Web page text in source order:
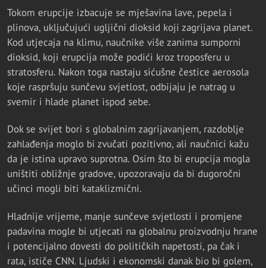
Tokom erupcije izbacuje se mješavina lave, pepela i
plinova, uključujući ugljični dioksid koji zagrijava planet.
Kod utjecaja na klimu, naučnike više zanima sumporni
dioksid, koji erupcija može podići kroz troposferu u
stratosferu. Nakon toga nastaju sićušne čestice aerosola
koje raspršuju sunčevu svjetlost, odbijaju je natrag u
svemir i hlade planet ispod sebe.
Dok se svijet bori s globalnim zagrijavanjem, razdoblje
zahlađenja moglo bi zvučati pozitivno, ali naučnici kažu
da je istina upravo suprotna. Osim što bi erupcija mogla
uništiti obližnje gradove, upozoravaju da bi dugoročni
učinci mogli biti kataklizmični.
Hladnije vrijeme, manje sunčeve svjetlosti i promjene
padavina mogle bi utjecati na globalnu proizvodnju hrane
i potencijalno dovesti do političkih napetosti, pa čak i
rata, ističe CNN. Ljudski i ekonomski danak bio bi golem,